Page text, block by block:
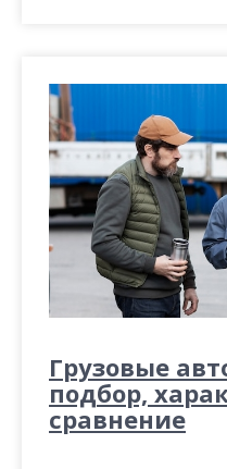
Грузовые
подбор,
сравнение